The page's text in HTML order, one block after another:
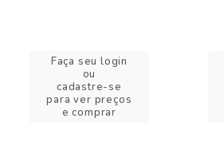
Faça seu login
ou
cadastre-se
para ver preços
e comprar